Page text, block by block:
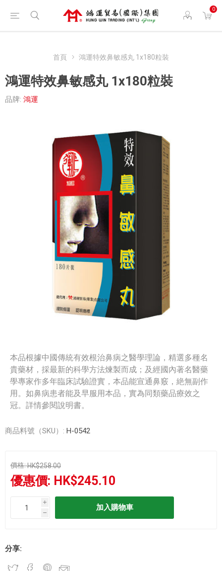
0
首頁 鴻運特效鼻敏感丸 1x180粒裝
鴻運特效鼻敏感丸 1x180粒裝
品牌: 鴻運
本品根據中國傳統有效根治鼻病之醫學理論，精選多種名
貴藥材，採最新的科學方法煉製而成；及經國內著名醫藥
學專家作多年臨床試驗證實，本品能宣通鼻竅，絶無副作
用。如鼻病患者能及早服用本品，實為同類藥品療效之
冠。詳情參閱說明書。
商品料號（SKU）: H-0542
價格:HK$258.00
優惠價: HK$245.10
i
h
分享: